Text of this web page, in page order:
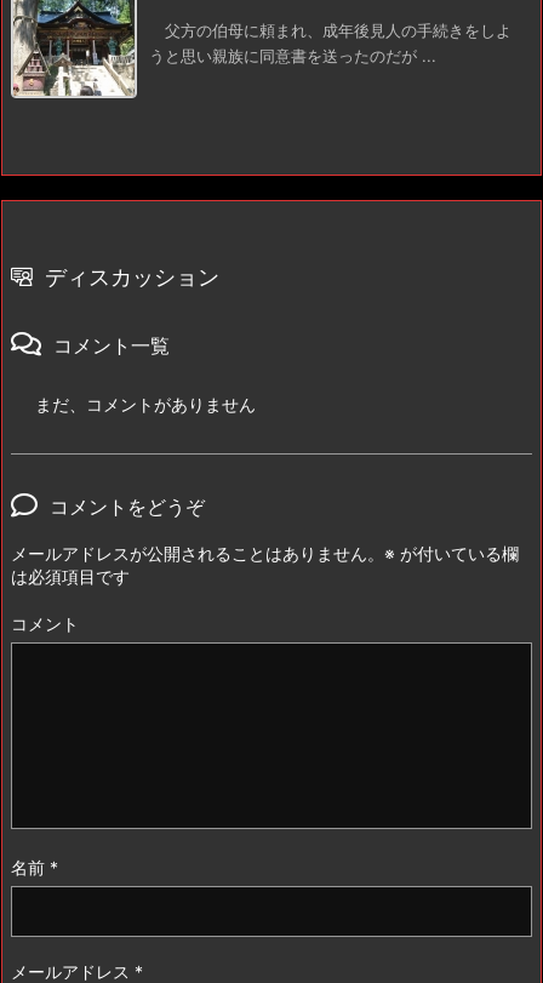
父方の伯母に頼まれ、成年後見人の手続きをしよ
うと思い親族に同意書を送ったのだが ...
ディスカッション
コメント一覧
まだ、コメントがありません
コメントをどうぞ
メールアドレスが公開されることはありません。 ※ が付いている欄
は必須項目です
コメント
名前 *
メールアドレス *